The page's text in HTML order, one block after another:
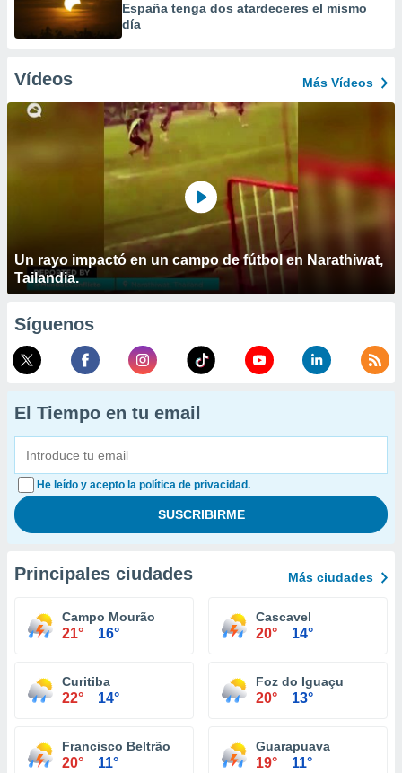
España tenga dos atardeceres el mismo
día
Vídeos Más Vídeos
Un rayo impactó en un campo de fútbol en Narathiwat,
Tailandia.
Síguenos
El Tiempo en tu email
He leído y acepto la política de privacidad.
Principales ciudades Más ciudades
Campo Mourão
21° 16°
Cascavel
20° 14°
Curitiba
22° 14°
Foz do Iguaçu
20° 13°
Francisco Beltrão
20° 11°
Guarapuava
19° 11°